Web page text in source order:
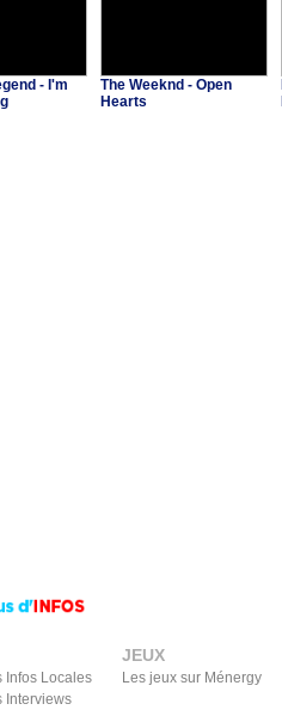
- I'm
The Weeknd - Open
Hearts
Infos Locales
Interviews
JEUX
Les jeux sur Ménergy